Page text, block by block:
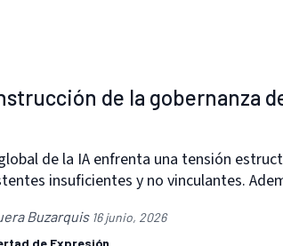
de la gobernanza
de la IA enfrenta una tensión
insuficientes y no vinculantes.
Buzarquis 16 junio, 2026
de Expresión